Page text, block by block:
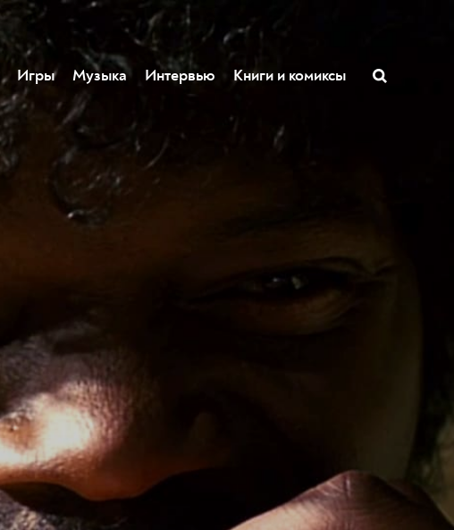
Игры Музыка Интервью Книги и комиксы